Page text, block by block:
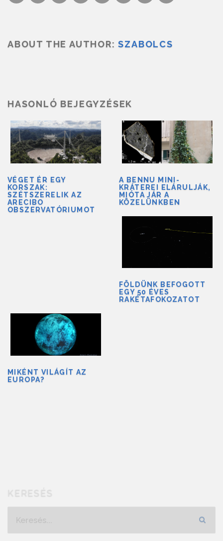
ABOUT THE AUTHOR:SZABOLCS
HASONLÓ BEJEGYZÉSEK
VÉGET ÉR EGY
KORSZAK:
SZÉTSZERELIK AZ
ARECIBO
OBSZERVATÓRIUMOT
A BENNU MINI-
KRÁTEREI ELÁRULJÁK,
MIÓTA JÁR A
KÖZELÜNKBEN
FÖLDÜNK BEFOGOTT
EGY 50 ÉVES
RAKÉTAFOKOZATOT
MIKÉNT VILÁGÍT AZ
EUROPA?
KERESÉS